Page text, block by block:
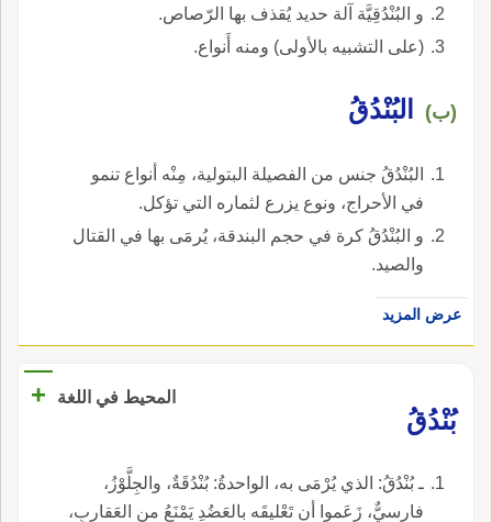
و البُنْدُقِيَّة آلة حديد يُقذف بها الرّصاص.
(على التشبيه بالأولى) ومنه أَنواع.
(ب) البُنْدُقُ
البُنْدُقُ جنس من الفصيلة البتولية، مِنْه أنواع تنمو
في الأحراج، ونوع يزرع لثماره التي تؤكل.
و البُنْدُقُ كرة في حجم البندقة، يُرمَى بها في القتال
والصيد.
عرض المزيد
المحيط في اللغة
+
بُنْدُقُ
ـ بُنْدُقُ: الذي يُرْمَى به، الواحدةُ: بُنْدُقَةٌ، والجِلَّوْزُ،
فارِسيٌّ، زَعَموا أن تَعْليقَه بالعَضُدِ يَمْنَعُ من العَقارِبِ،